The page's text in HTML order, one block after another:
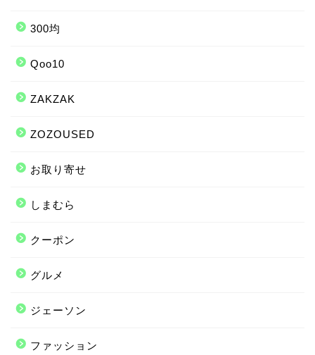
300均
Qoo10
ZAKZAK
ZOZOUSED
お取り寄せ
しまむら
クーポン
グルメ
ジェーソン
ファッション